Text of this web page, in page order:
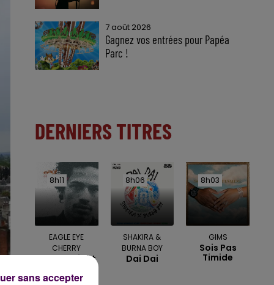
7 août 2026
Gagnez vos entrées pour Papéa
Parc !
DERNIERS TITRES
8h11
8h11
EAGLE EYE
CHERRY
Save Tonight
8h06
8h06
SHAKIRA &
BURNA BOY
Dai Dai
8h03
8h03
GIMS
Sois Pas
Timide
sans accepter